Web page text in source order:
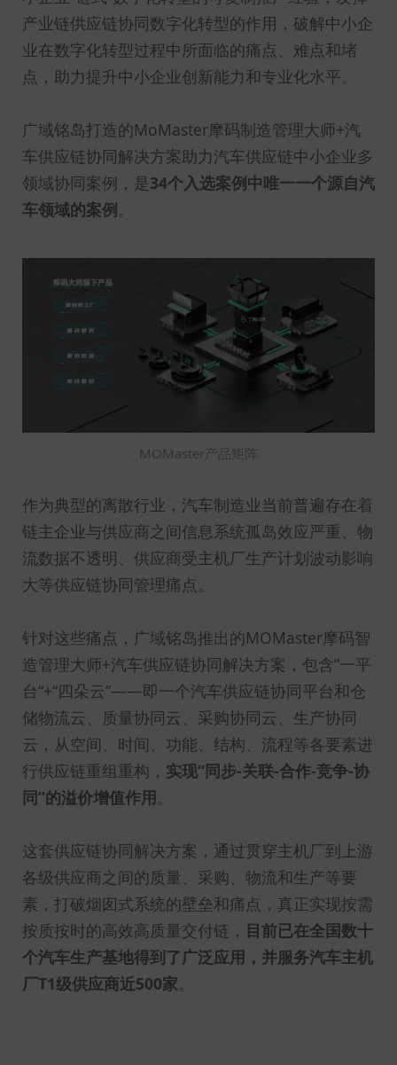
产业链供应链协同数字化转型的作用，破解中小企
业在数字化转型过程中所面临的痛点、难点和堵
点，助力提升中小企业创新能力和专业化水平。
广域铭岛打造的MoMaster摩码制造管理大师+汽
车供应链协同解决方案助力汽车供应链中小企业多
领域协同案例，是34个入选案例中唯一一个源自汽
车领域的案例。
MOMaster产品矩阵
作为典型的离散行业，汽车制造业当前普遍存在着
链主企业与供应商之间信息系统孤岛效应严重、物
流数据不透明、供应商受主机厂生产计划波动影响
大等供应链协同管理痛点。
针对这些痛点，广域铭岛推出的MOMaster摩码智
造管理大师+汽车供应链协同解决方案，包含“一平
台“+“四朵云”——即一个汽车供应链协同平台和仓
储物流云、质量协同云、采购协同云、生产协同
云，从空间、时间、功能、结构、流程等各要素进
行供应链重组重构， 实现“同步-关联-合作-竞争-协
同”的溢价增值作用。
这套供应链协同解决方案，通过贯穿主机厂到上游
各级供应商之间的质量、采购、物流和生产等要
素，打破烟囱式系统的壁垒和痛点，真正实现按需
按质按时的高效高质量交付链， 目前已在全国数十
个汽车生产基地得到了广泛应用，并服务汽车主机
厂T1级供应商近500家。